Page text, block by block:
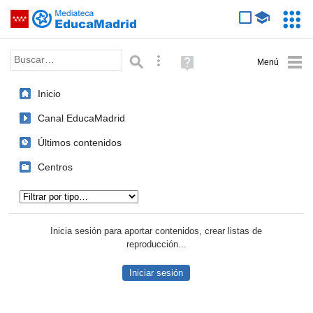
Saltar navegación
Palabra o frase: Búsqueda avanzada
Ayuda
(en
Inicio
Canal EducaMadrid
Últimos contenidos
Centros
Inicia sesión para aportar contenidos, crear listas de
reproducción...
Iniciar sesión